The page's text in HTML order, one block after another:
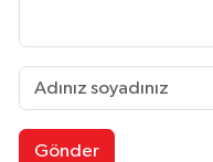
Gönder